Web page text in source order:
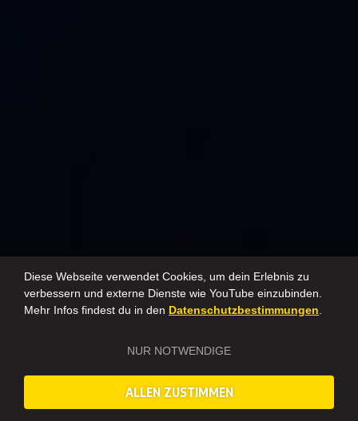
Diese Webseite verwendet Cookies, um dein Erlebnis zu
verbessern und externe Dienste wie YouTube einzubinden.
Mehr Infos findest du in den Datenschutzbestimmungen.
NUR NOTWENDIGE
ALLEN ZUSTIMMEN